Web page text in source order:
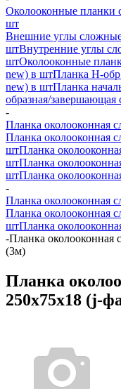
Околооконные
шт
Внешние углы
штВнутренние углы
штОколооконные
new) в штПланка H-
new) в штПланка
образная/
-
Планка околооконная
Планка околооконная
штПланка
штПланка
штПланка
-
Планка околооконная
Планка околооконная
штПланка
-Планка околооконная
(3м)
Планка
250х75х18 (j-